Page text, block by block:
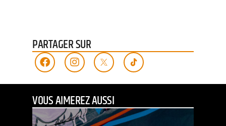
PARTAGER SUR
VOUS AIMEREZ AUSSI